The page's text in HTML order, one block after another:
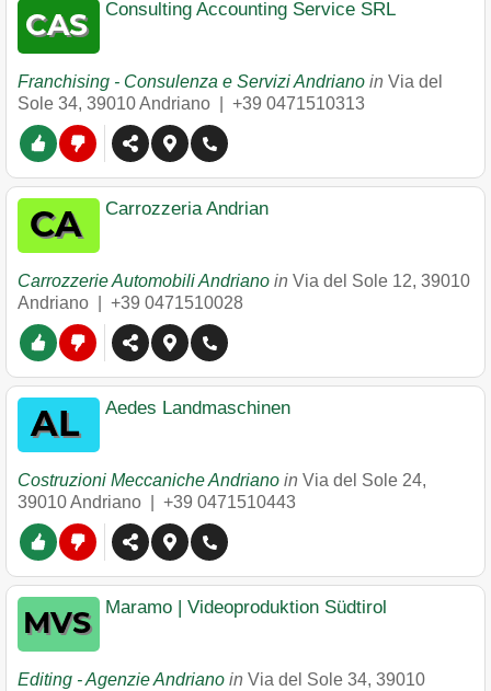
Consulting Accounting Service SRL
Franchising - Consulenza e Servizi Andriano in Via del
Sole 34, 39010Andriano +39 0471510313
Carrozzeria Andrian
Carrozzerie Automobili Andriano in Via del Sole 12, 39010
Andriano
+39 0471510028
Aedes Landmaschinen
Costruzioni Meccaniche Andriano in Via del Sole 24,
39010Andriano +39 0471510443
Maramo | Videoproduktion Südtirol
Editing - Agenzie Andriano in Via del Sole 34, 39010